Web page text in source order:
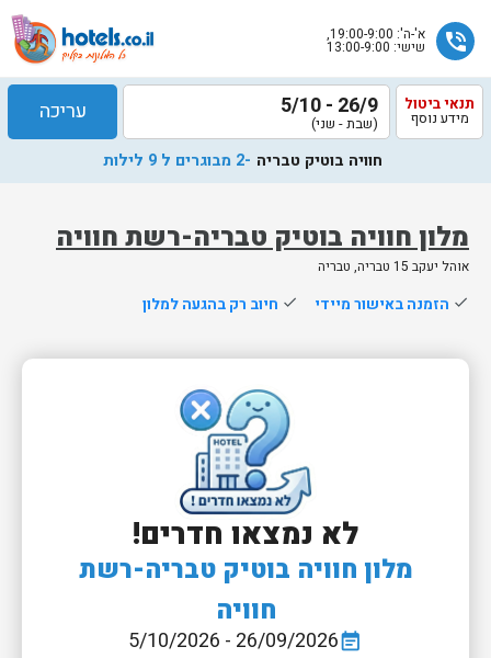
phone_in_talk א'-ה': 19:00-9:00,
שישי: 13:00-9:00
מלון חוויה בוטיק טבריה-רשת חוויה
אוהל יעקב 15 טבריה, טבריה
תנאי ביטול
מידע נוסף 26/9 - 5/10
(שבת - שני) עריכה
חוויה בוטיק טבריה -2 מבוגרים ל 9 לילות
done הזמנה באישור מיידי done חיוב רק בהגעה למלון
לא נמצאו חדרים!
מלון חוויה בוטיק טבריה-רשת
חוויה
event_note
26/09/2026 - 5/10/2026
שלח